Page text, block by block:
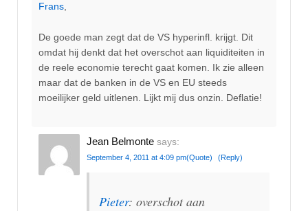
Frans,
De goede man zegt dat de VS hyperinfl. krijgt. Dit
omdat hij denkt dat het overschot aan liquiditeiten in
de reele economie terecht gaat komen. Ik zie alleen
maar dat de banken in de VS en EU steeds
moeilijker geld uitlenen. Lijkt mij dus onzin. Deflatie!
Jean Belmonte says:
September 4, 2011 at 4:09 pm(Quote) (Reply)
Pieter: overschot aan